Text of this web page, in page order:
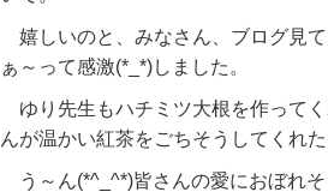
嬉しいのと、みなさん、ブログ見
ぁ～って感激(*_*)しました。
ゆり先生もハチミツ大根を作って
んが温かい紅茶をごちそうしてくれ
う～ん(*^_^*)皆さんの愛におぼれ